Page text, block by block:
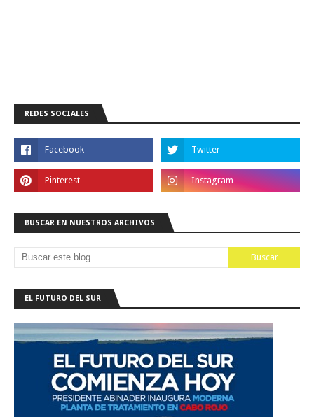
REDES SOCIALES
BUSCAR EN NUESTROS ARCHIVOS
EL FUTURO DEL SUR